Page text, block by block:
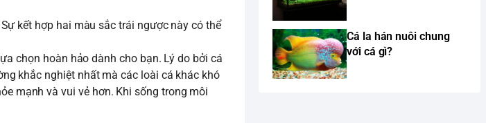
kết hợp hai màu sắc trái ngược này có thể
chọn hoàn hảo dành cho bạn. Lý do bởi cá
khắc nghiệt nhất mà các loài cá khác khó
mạnh và vui vẻ hơn. Khi sống trong môi
Cá la hán nuôi chung
với cá gì?